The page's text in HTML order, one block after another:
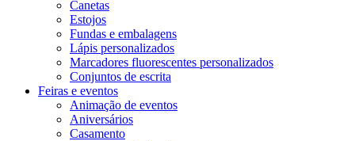
Canetas
Estojos
Fundas e embalagens
Lápis personalizados
Marcadores fluorescentes personalizados
Conjuntos de escrita
Feiras e eventos
Animação de eventos
Aniversários
Casamento